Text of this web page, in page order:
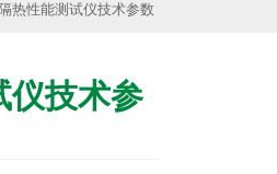
热性能测试仪技术参数
仪技术参